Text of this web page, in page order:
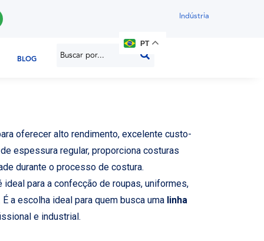
Indústria
BLOG
PT
oferecer alto rendimento, excelente custo-
espessura regular, proporciona costuras
durante o processo de costura.
ideal para a confecção de roupas, uniformes,
a escolha ideal para quem busca uma linha
e industrial.